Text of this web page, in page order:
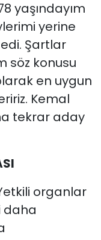
yaşındayım
yerine
Şartlar
söz konusu
en uygun
Kemal
tekrar aday
organlar
daha